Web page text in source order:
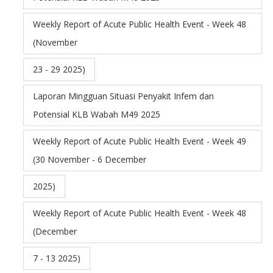
Weekly Report of Acute Public Health Event - Week 48
(November
23 - 29 2025)
Laporan Mingguan Situasi Penyakit Infem dan
Potensial KLB Wabah M49 2025
Weekly Report of Acute Public Health Event - Week 49
(30 November - 6 December
2025)
Weekly Report of Acute Public Health Event - Week 48
(December
7 - 13 2025)